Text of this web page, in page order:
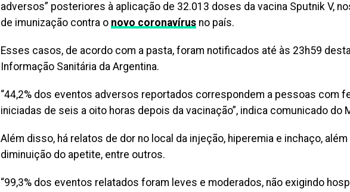
adversos” posteriores à aplicação de 32.013 doses da vacina Sputnik V,
de imunização contra o novo coronavírus no país.
Esses casos, de acordo com a pasta, foram notificados até às 23h59
Informação Sanitária da Argentina.
“44,2% dos eventos adversos reportados correspondem a pessoas com
iniciadas de seis a oito horas depois da vacinação”, indica comunicado do
Além disso, há relatos de dor no local da injeção, hiperemia e inchaço,
diminuição do apetite, entre outros.
“99,3% dos eventos relatados foram leves e moderados, não exigindo